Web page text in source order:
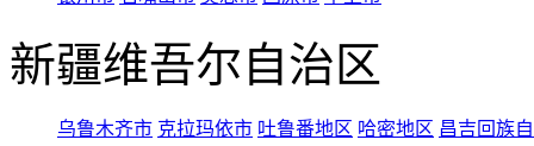
新疆维吾尔自治区
乌鲁木齐市 克拉玛依市 吐鲁番地区 哈密地区 昌吉回族